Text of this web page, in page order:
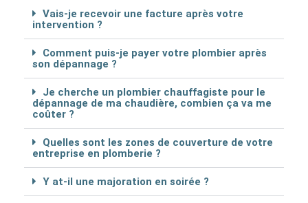
Vais-je recevoir une facture après votre
intervention ?
Comment puis-je payer votre plombier après
son dépannage ?
Je cherche un plombier chauffagiste pour le
dépannage de ma chaudière, combien ça va me
coûter ?
Quelles sont les zones de couverture de votre
entreprise en plomberie ?
Y at-il une majoration en soirée ?